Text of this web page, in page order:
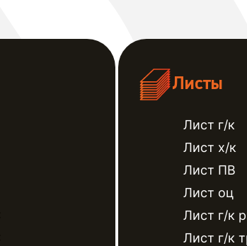
Листы
Лист г/к
Лист х/к
Лист ПВ
Лист оц
Лист г/к
Лист г/к